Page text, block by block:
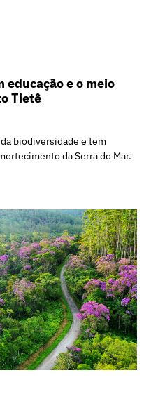
educação e o meio
Tietê
biodiversidade e tem
da Serra do Mar.